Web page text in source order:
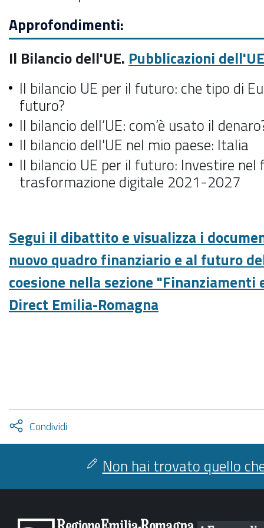
Approfondimenti:
Il Bilancio dell'UE. Pubblicazioni
Il bilancio UE per il futuro: che tipo di
futuro?
Il bilancio dell’UE: com’è usato il
Il bilancio dell'UE nel mio paese: Italia
Il bilancio UE per il futuro: Investire
trasformazione digitale 2021-2027
Segui il dibattito e visualizza i
nuovo quadro finanziario e al futuro
coesione nella sezione "Finanziamenti
Direct Emilia-Romagna
Condividi
facebook
twitter
Attiva
condividi
Non hai trovato quello